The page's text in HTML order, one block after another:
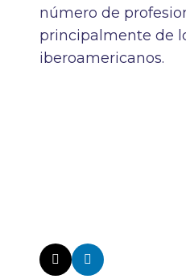
número de
principalmente de
iberoamericanos.